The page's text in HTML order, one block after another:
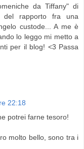
da Tiffany" di
del rapporto fra una
custode... A me è
lo leggo mi metto a
per il blog! <3 Passa
22:18
potrei farne tesoro!
molto bello, sono tra i